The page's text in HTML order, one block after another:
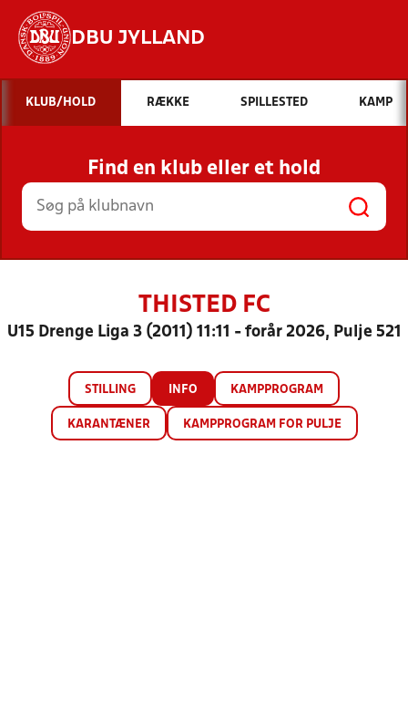
DBU JYLLAND
Hvad vil du søge efter?
INDHOLD OG NYHEDER
STILLINGER, RESULTATER, KLUBBER OG
HOLD
KLUB/HOLD RÆKKE SPILLESTED KAMP
Find en klub eller et hold
THISTED FC
U15 Drenge Liga 3 (2011) 11:11 - forår 2026, Pulje 521
STILLING INFO KAMPPROGRAM
KARANTÆNER KAMPPROGRAM FOR PULJE